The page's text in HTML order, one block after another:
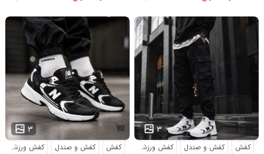
۳
کفش کفش و صندل کفش ورزشی
۳
کفش کفش و صندل کفش ورزشی